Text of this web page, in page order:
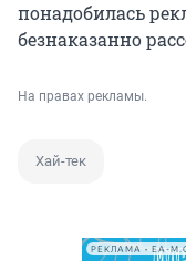
понадобилась
безнаказанно
На правах рекламы.
Хай-тек
РЕКЛАМА • EA-